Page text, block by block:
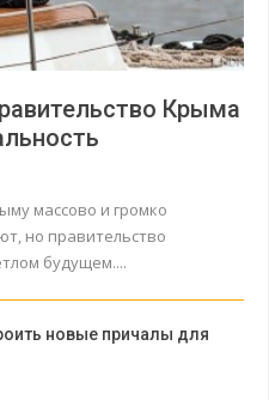
Крыма
массово и громко
но правительство
будущем....
новые причалы для